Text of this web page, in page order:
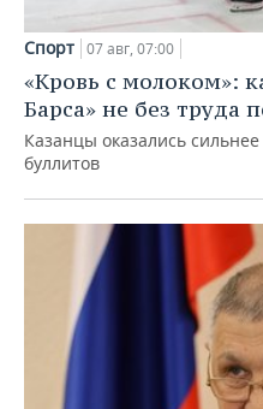
Спорт 07 авг, 07:00
«Кровь с молоком»:
Барса» не без труда
Казанцы оказались
буллитов